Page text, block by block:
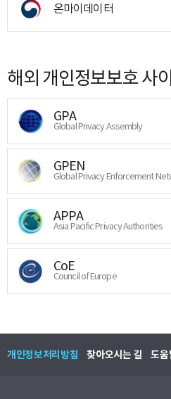
온마이데이터
해외 개인정보보호 사
GPA
Global Privacy Assembly
GPEN
Global Privacy Enforcement
APPA
Asia Pacific Privacy Authorities
CoE
Council of Europe
개인정보처리방침 찾아오시는 길 도움